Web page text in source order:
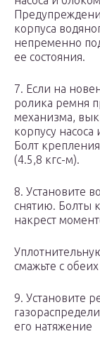
корпуса
непременно
ее состояния.
7. Если на
ролика ремня
механизма,
корпусу
Болт
(4.5,8 кгс-м).
8. Установите
снятию. Болты
накрест
смажьте с
9. Установите
его натяжение